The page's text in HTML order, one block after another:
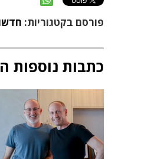
פורסם בקטגוריות:
כתבות נוספות